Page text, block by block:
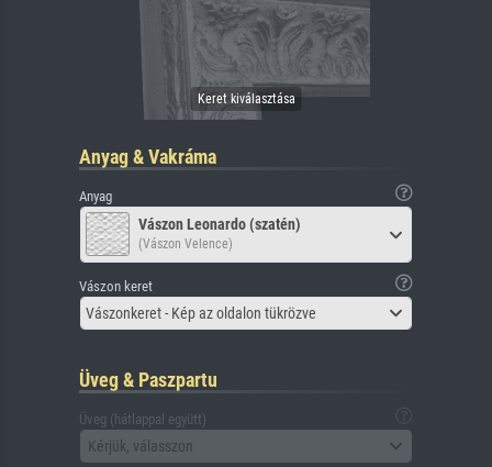
Anyag & Vakráma
Anyag
Vászon Leonardo (szatén)
(Vászon Velence)
Vászon keret
Vászonkeret - Kép az oldalon tükrözve
Üveg & Paszpartu
Üveg (hátlappal együtt)
Kérjük, válasszon